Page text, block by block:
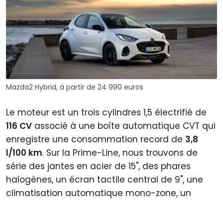
Mazda2 Hybrid, à partir de 24 990 euros
Le moteur est un trois cylindres 1,5 électrifié de
116 CV associé à une boîte automatique CVT qui
enregistre une consommation record de 3,8
l/100 km. Sur la Prime-Line, nous trouvons de
série des jantes en acier de 15", des phares
halogènes, un écran tactile central de 9", une
climatisation automatique mono-zone, un